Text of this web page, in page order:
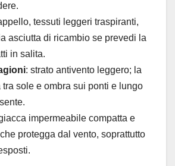
tessuti leggeri traspiranti,
asciutta di ricambio se prevedi la
in salita.
: strato antivento leggero; la
tra sole e ombra sui ponti e lungo
impermeabile compatta e
protegga dal vento, soprattutto